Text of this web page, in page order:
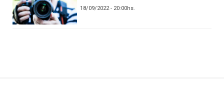
18/09/2022 - 20:00hs.